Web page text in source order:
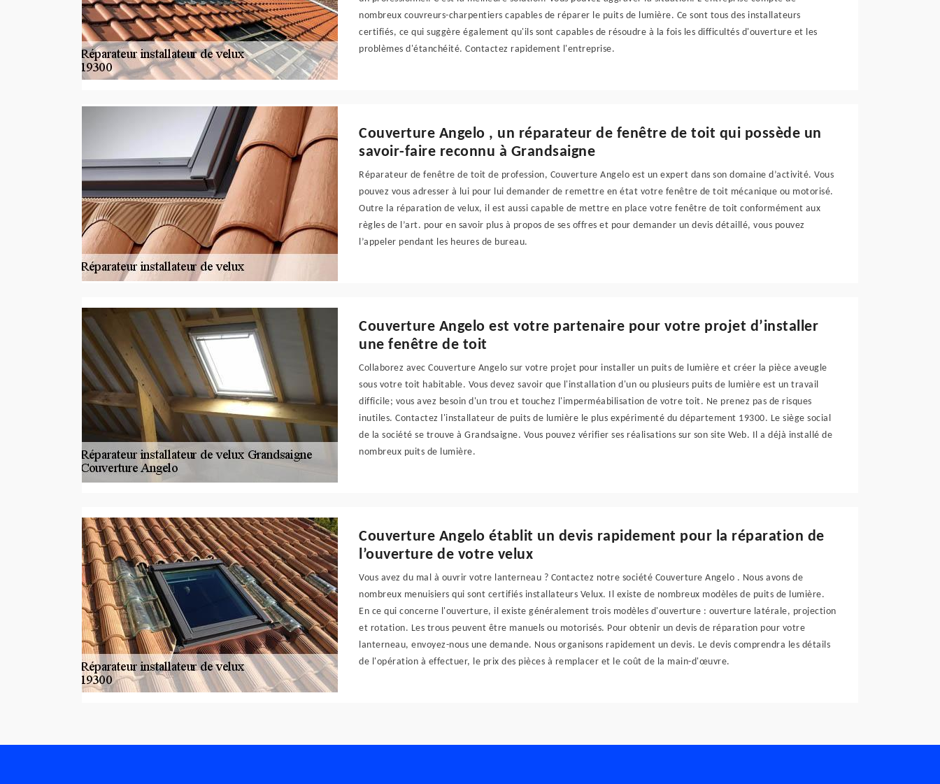
nombreux couvreurs-charpentiers capables de réparer le puits de lumière. Ce sont tous des installateurs
certifiés, ce qui suggère également qu'ils sont capables de résoudre à la fois les difficultés d'ouverture et les
problèmes d'étanchéité. Contactez rapidement l'entreprise.
Couverture Angelo , un réparateur de fenêtre de toit qui possède un
savoir-faire reconnu à Grandsaigne
Réparateur de fenêtre de toit de profession, Couverture Angelo est un expert dans son domaine d’activité. Vous
pouvez vous adresser à lui pour lui demander de remettre en état votre fenêtre de toit mécanique ou motorisé.
Outre la réparation de velux, il est aussi capable de mettre en place votre fenêtre de toit conformément aux
règles de l’art. pour en savoir plus à propos de ses offres et pour demander un devis détaillé, vous pouvez
l’appeler pendant les heures de bureau.
Couverture Angelo est votre partenaire pour votre projet d’installer
une fenêtre de toit
Collaborez avec Couverture Angelo sur votre projet pour installer un puits de lumière et créer la pièce aveugle
sous votre toit habitable. Vous devez savoir que l'installation d'un ou plusieurs puits de lumière est un travail
difficile; vous avez besoin d'un trou et touchez l'imperméabilisation de votre toit. Ne prenez pas de risques
inutiles. Contactez l'installateur de puits de lumière le plus expérimenté du département 19300. Le siège social
de la société se trouve à Grandsaigne. Vous pouvez vérifier ses réalisations sur son site Web. Il a déjà installé de
nombreux puits de lumière.
Couverture Angelo établit un devis rapidement pour la réparation de
l’ouverture de votre velux
Vous avez du mal à ouvrir votre lanterneau ? Contactez notre société Couverture Angelo . Nous avons de
nombreux menuisiers qui sont certifiés installateurs Velux. Il existe de nombreux modèles de puits de lumière.
En ce qui concerne l'ouverture, il existe généralement trois modèles d'ouverture : ouverture latérale, projection
et rotation. Les trous peuvent être manuels ou motorisés. Pour obtenir un devis de réparation pour votre
lanterneau, envoyez-nous une demande. Nous organisons rapidement un devis. Le devis comprendra les détails
de l'opération à effectuer, le prix des pièces à remplacer et le coût de la main-d'œuvre.